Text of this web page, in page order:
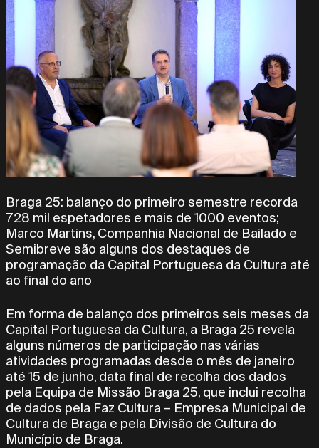
Braga 25: balanço do primeiro semestre recorda
728 mil espetadores e mais de 1000 eventos;
Marco Martins, Companhia Nacional de Bailado e
Semibreve são alguns dos destaques de
programação da Capital Portuguesa da Cultura até
ao final do ano
Em forma de balanço dos primeiros seis meses da
Capital Portuguesa da Cultura, a Braga 25 revela
alguns números de participação nas várias
atividades programadas desde o mês de janeiro
até 15 de junho, data final de recolha dos dados
pela Equipa de Missão Braga 25, que inclui recolha
de dados pela Faz Cultura – Empresa Municipal de
Cultura de Braga e pela Divisão de Cultura do
Município de Braga.